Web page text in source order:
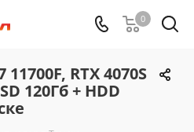
0
RTX 4070S
120Гб + HDD